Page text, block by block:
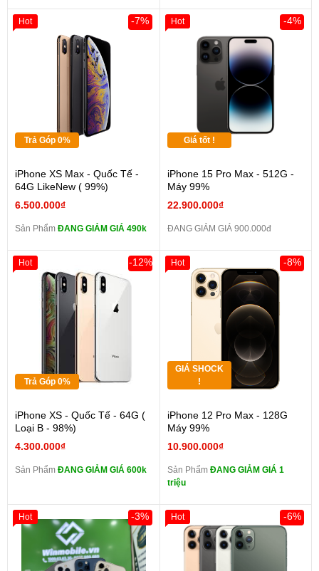
Trả Góp 0%
iPhone XS Max - Quốc Tế -
64G LikeNew ( 99%)
6.500.000₫
-7%
Sản Phẩm ĐANG GIẢM GIÁ 490k
Hot
Giá tốt !
iPhone 15 Pro Max - 512G -
Máy 99%
22.900.000₫
-4%
ĐANG GIẢM GIÁ 900.000đ
Hot
Trả Góp 0%
iPhone XS - Quốc Tế - 64G (
Loại B - 98%)
4.300.000₫
-12%
Sản Phẩm ĐANG GIẢM GIÁ 600k
Hot
GIÁ SHOCK
!
iPhone 12 Pro Max - 128G
Máy 99%
10.900.000₫
-8%
Sản Phẩm ĐANG GIẢM GIÁ 1
triệu
Hot
-3%
Hot -6%
Hot